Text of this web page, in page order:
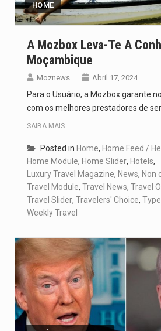
HOME
A Mozbox Leva-Te A
Moçambique
Moznews Abril 17, 2024
Para o Usuário, a Mozbox garante
com os melhores prestadores de
SAIBA MAIS
Posted in Home, Home Feed /
Home Module, Home Slider, Hotels,
Luxury Travel Magazine, News, Non
Travel Module, Travel News, Travel
Travel Slider, Travelers' Choice,
Weekly Travel